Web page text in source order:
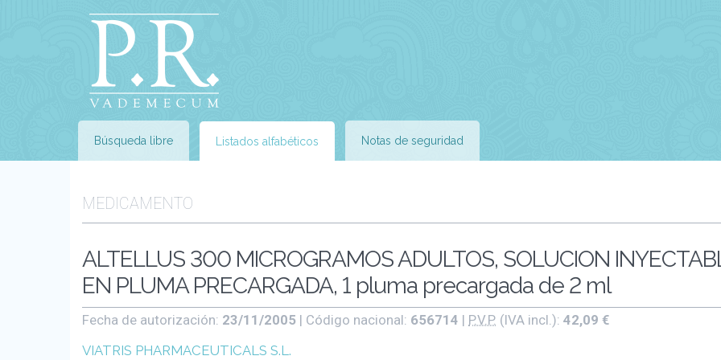
Búsqueda libre Listados alfabéticos Notas de seguridad
MEDICAMENTO
ALTELLUS 300 MICROGRAMOS ADULTOS, SOLUCION
EN PLUMA PRECARGADA, 1 pluma precargada de 2 ml
Fecha de autorización: 23/11/2005 | Código nacional: 656714 | P.V.P. (IVA incl.): 42,09 €
VIATRIS PHARMACEUTICALS S.L.